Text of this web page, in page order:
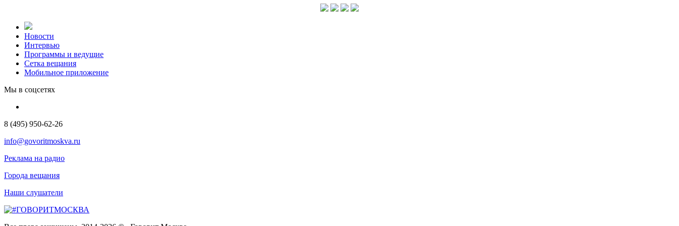
Новости
Интервью
Программы и ведущие
Сетка вещания
Мобильное приложение
Мы в соцсетях
8 (495) 950-62-26
info@govoritmoskva.ru
Реклама на радио
Города вещания
Наши слушатели